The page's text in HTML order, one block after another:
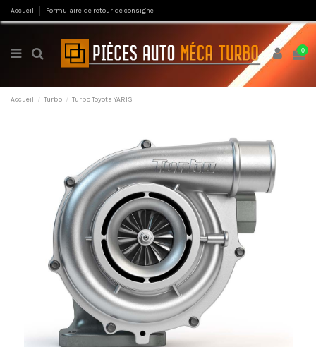
Accueil Formulaire de retour de consigne
0
Accueil Turbo Turbo Toyota YARIS